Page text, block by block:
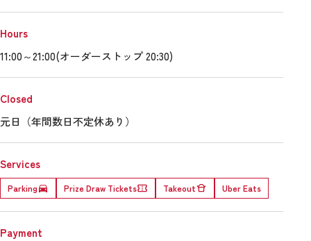
Hours
11:00～21:00(オーダーストップ 20:30)
Closed
元日（年間数日不定休あり）
Services
Parking Prize Draw Tickets Takeout Uber Eats
Payment